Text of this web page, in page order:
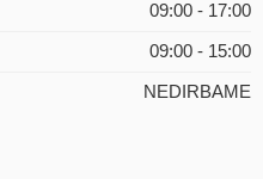
09:00 - 17:00
09:00 - 15:00
NEDIRBAME